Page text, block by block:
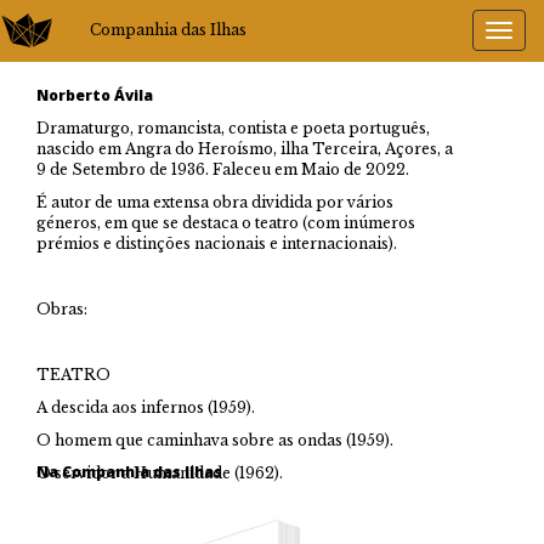
Companhia das Ilhas
Norberto Ávila
Dramaturgo, romancista, contista e poeta português,
nascido em Angra do Heroísmo, ilha Terceira, Açores, a
9 de Setembro de 1936. Faleceu em Maio de 2022.
É autor de uma extensa obra dividida por vários
géneros, em que se destaca o teatro (com inúmeros
prémios e distinções nacionais e internacionais).
Obras:
TEATRO
A descida aos infernos (1959).
O homem que caminhava sobre as ondas (1959).
O servidor a Humanidade (1962).
Na Companhia das Ilhas